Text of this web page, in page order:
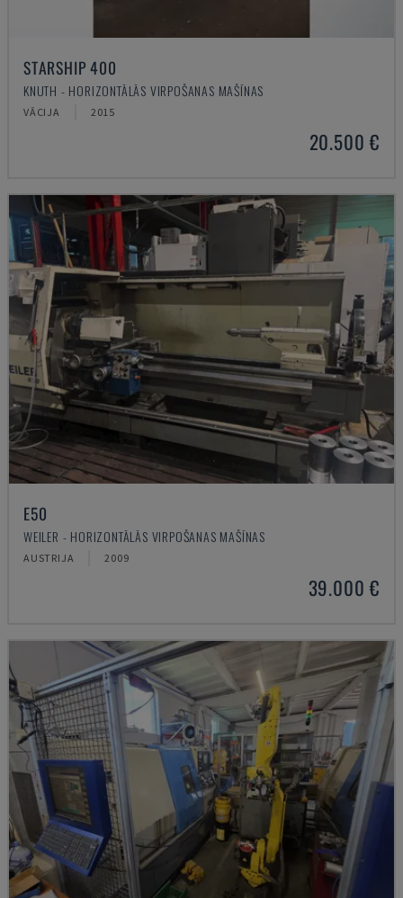
STARSHIP 400
KNUTH - HORIZONTĀLĀS VIRPOŠANAS MAŠĪNAS
VĀCIJA 2015
20.500 €
E50
WEILER - HORIZONTĀLĀS VIRPOŠANAS MAŠĪNAS
AUSTRIJA 2009
39.000 €